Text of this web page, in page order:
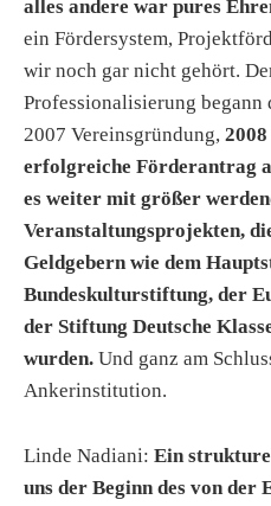
alles andere war pures
ein Fördersystem,
wir noch gar nicht gehört.
Professionalisierung
2007 Vereinsgründung,
erfolgreiche Förderantrag
es weiter mit größer
Veranstaltungsprojekten,
Geldgebern wie dem
Bundeskulturstiftung, der
der Stiftung Deutsche
wurden. Und ganz am
Ankerinstitution.
Linde Nadiani: Ein
uns der Beginn des von